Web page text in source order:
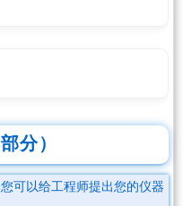
分）
您可以给工程师提出您的仪器